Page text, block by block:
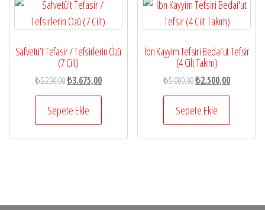
Safvetü’t Tefasir / Tefsirlerin Özü
(7 Cilt)
₺5.250,00Orijinal
fiyat:
₺5.250,00.
₺3.675,00Şu
andaki
₺3.675,00.
Sepete Ekle
İbn Kayyim Tefsiri Bedai’ut Tefsir
(4 Cilt Takım)
₺5.000,00Orijinal
fiyat:
₺5.000,00.
₺2.500,00Şu
andaki
₺2.500,00.
Sepete Ekle